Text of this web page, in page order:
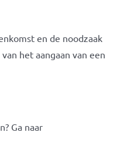
en de noodzaak
het aangaan van een
Ga naar